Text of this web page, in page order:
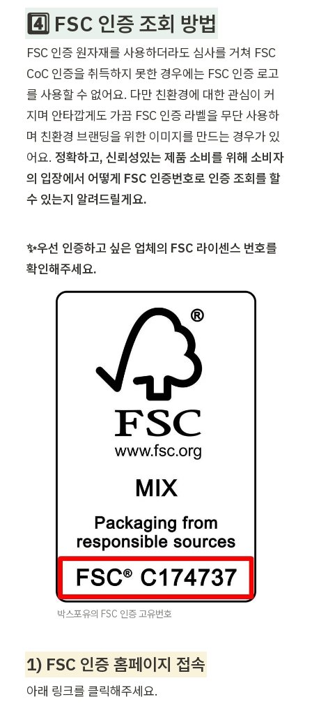
4️⃣ FSC 인증 조회 방법
FSC 인증 원자재를 사용하더라도 심사를 거쳐 FSC
CoC 인증을 취득하지 못한 경우에는 FSC 인증 로고
를 사용할 수 없어요. 다만 친환경에 대한 관심이 커
지며 안타깝게도 가끔 FSC 인증 라벨을 무단 사용하
며 친환경 브랜딩을 위한 이미지를 만드는 경우가 있
어요. 정확하고, 신뢰성있는 제품 소비를 위해 소비자
의 입장에서 어떻게 FSC 인증번호로 인증 조회를 할
수 있는지 알려드릴게요.
✨우선 인증하고 싶은 업체의 FSC 라이센스 번호를
확인해주세요.
박스포유의 FSC 인증 고유번호
1) FSC 인증 홈페이지 접속
아래 링크를 클릭해주세요.